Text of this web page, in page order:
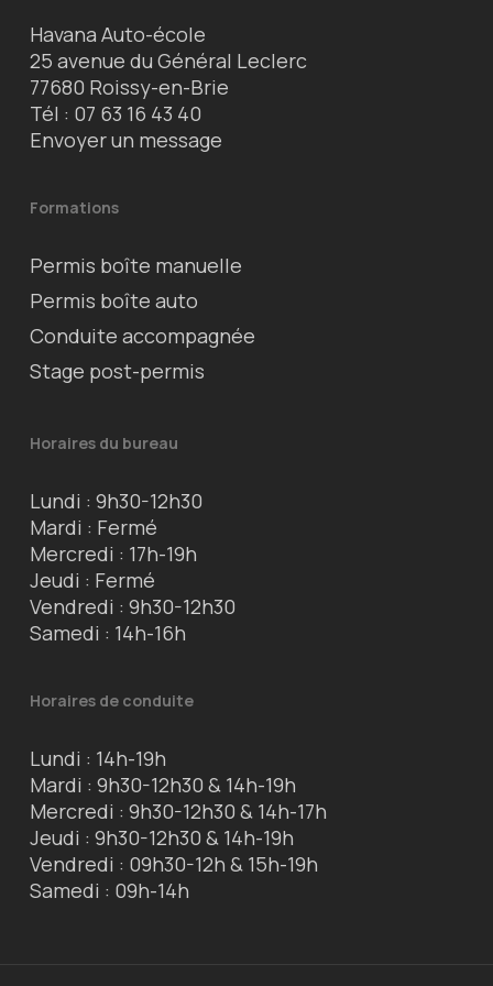
Havana Auto-école
25 avenue du Général Leclerc
77680 Roissy-en-Brie
Tél : 07 63 16 43 40
Envoyer un message
Formations
Permis boîte manuelle
Permis boîte auto
Conduite accompagnée
Stage post-permis
Horaires du bureau
Lundi : 9h30-12h30
Mardi : Fermé
Mercredi : 17h-19h
Jeudi : Fermé
Vendredi : 9h30-12h30
Samedi : 14h-16h
Horaires de conduite
Lundi : 14h-19h
Mardi : 9h30-12h30 & 14h-19h
Mercredi : 9h30-12h30 & 14h-17h
Jeudi : 9h30-12h30 & 14h-19h
Vendredi : 09h30-12h & 15h-19h
Samedi : 09h-14h